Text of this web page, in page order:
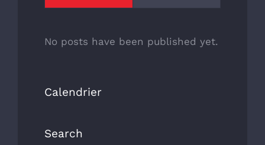
No posts have been published yet.
Calendrier
Search